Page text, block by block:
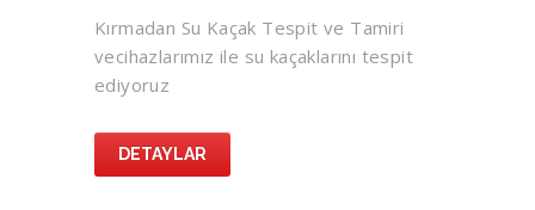
Kırmadan Su Kaçak Tespit ve Tamiri
vecihazlarımız ile su kaçaklarını tespit
ediyoruz
DETAYLAR